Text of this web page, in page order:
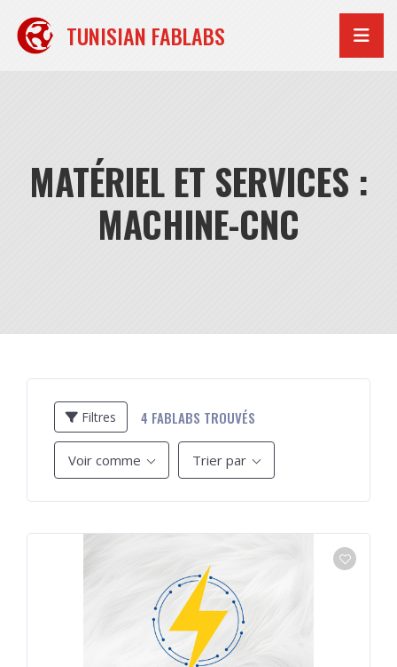
contenu
TUNISIAN FABLABS
MATÉRIEL ET SERVICES :
MACHINE-CNC
Filtres 4 FABLABS TROUVÉS
Voir comme Trier par